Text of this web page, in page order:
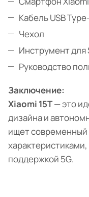
Кабель USB
Чехол
Инструмент для
Руководство
Заключение:
Xiaomi 15T— это
дизайна и
ищет
поддержкой 5G.